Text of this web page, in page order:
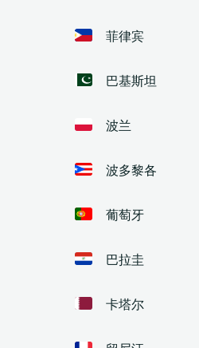
菲律宾
巴基斯坦
波兰
波多黎各
葡萄牙
巴拉圭
卡塔尔